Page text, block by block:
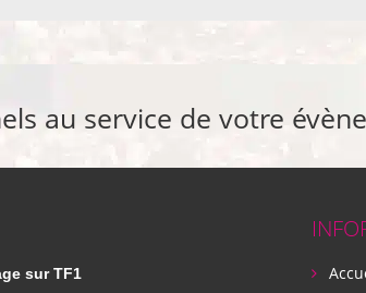
au service de votre
sur TF1